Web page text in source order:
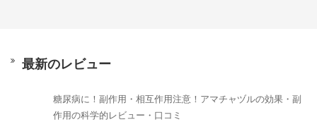
最新のレビュー
糖尿病に！副作用・相互作用注意！アマチャヅルの効果・副
作用の科学的レビュー・口コミ